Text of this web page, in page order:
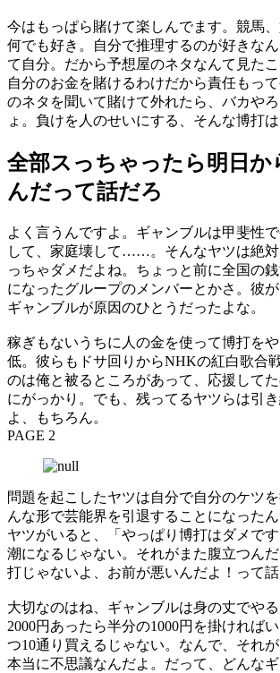
今はもっぱら賭けて楽しんでます。競馬
何でも好き。自分で推理するのが好きな
て自分。だから予想屋のネタなんて見たこ
自分のお金を賭けるわけだから責任もっ
のネタを聞いて賭けて外れたら、バカや
ょ。負けを人のせいにする、そんな博打は
全部スっちゃったら明日か
んだって話だろ
よく言うんですよ。ギャンブルは甲斐性
して、家庭壊して……。そんなヤツは絶
っちゃダメだよね。ちょっと前に全国の
になったグループのメンバーとかさ。彼
ギャンブルが原因のひとうだったよな。
稼ぎもないうちに人の金を使って博打を
低。彼らもドサ回りからNHKの紅白歌合
のは俺と被るところがあって、応援して
にがっかり。でも、残ってるヤツらは引
よ、もちろん。
PAGE 2
問題を起こしたヤツは自分で自分のケツ
んな形で芸能界を引退することになった
ヤツがいると、「やっぱり博打はダメで
潮になるじゃない。それがまた腹立つん
打じゃないよ、お前が悪いんだよ！って話
大切なのはね、ギャンブルは身の丈でや
2000円あったら半分の1000円を掛ければ
つ10通り買えるじゃない。なんで、それが
本当に不思議なんだよ。だって、どんなギ